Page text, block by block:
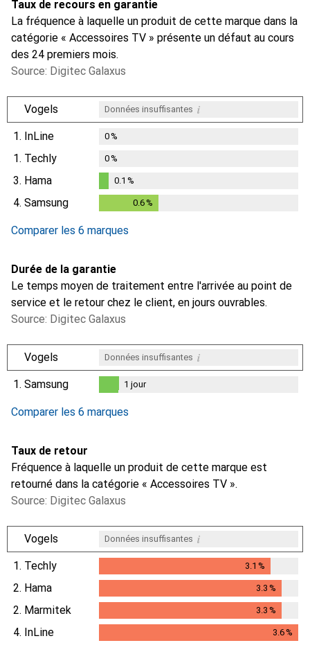
Taux de recours en garantie
La fréquence à laquelle un produit de cette marque dans la
catégorie « Accessoires TV » présente un défaut au cours
des 24 premiers mois.
Source: Digitec Galaxus
Vogels Données insuffisantes i
1. InLine 0%
1. Techly 0%
3. Hama
%
0.1 %
4. Samsung 0.6 %
Comparer les 6 marques
Durée de la garantie
Le temps moyen de traitement entre l'arrivée au point de
service et le retour chez le client, en jours ouvrables.
Source: Digitec Galaxus
Vogels Données insuffisantes i
1. Samsung 1 jour
Comparer les 6 marques
Taux de retour
Fréquence à laquelle un produit de cette marque est
retourné dans la catégorie « Accessoires TV ».
Source: Digitec Galaxus
Vogels Données insuffisantes i
1. Techly 3.1 %
3.1%
2. Hama 3.3 %
3.3%
2. Marmitek 3.3 %
3.3%
4. InLine 3.6%